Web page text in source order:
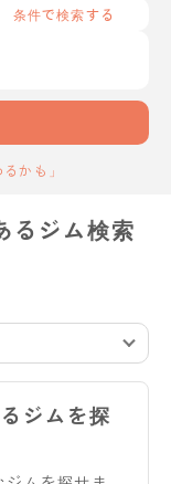
条件で検索する
かも」
るジム検索
ジムを探